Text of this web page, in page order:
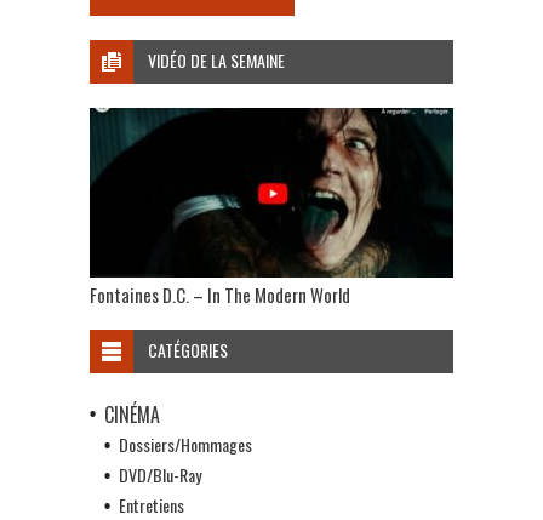
VIDÉO DE LA SEMAINE
Fontaines D.C. – In The Modern World
CATÉGORIES
CINÉMA
Dossiers/Hommages
DVD/Blu-Ray
Entretiens